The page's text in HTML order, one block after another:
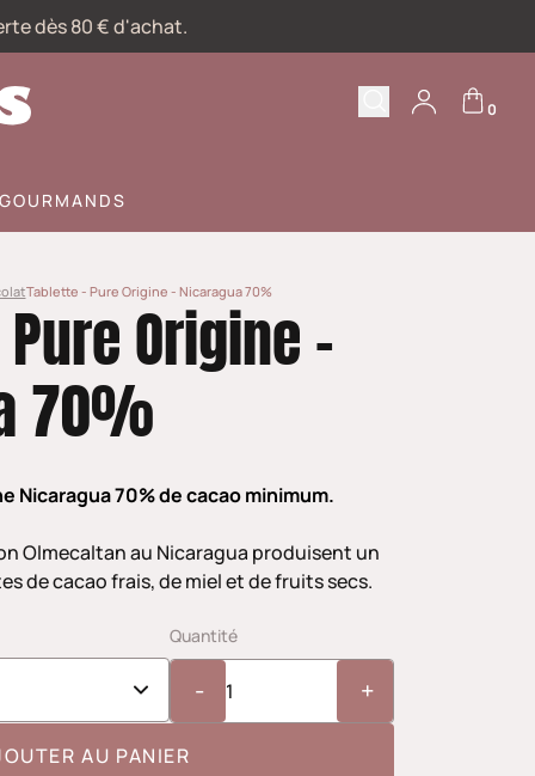
dès 80 € d'achat.
0
Tablette - Pure Origine - Nicaragua 70%
Origine -
70%
Nicaragua 70% de cacao minimum.
Olmecaltan au Nicaragua produisent un
de cacao frais, de miel et de fruits secs.
Quantité
- +
AU PANIER